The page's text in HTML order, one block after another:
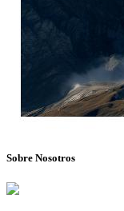
Sobre Nosotros